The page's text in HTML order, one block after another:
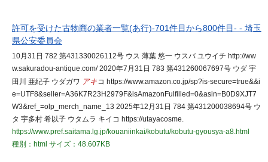
許可を受けた古物商の業者一覧(あ行)-701件目から800件目- - 埼玉
県公安委員会
10月31日 782 第431330026112号 ウス 薄葉 悠一 ウスバ ユウイチ http://ww
w.sakuradou-antique.com/ 2020年7月31日 783 第431260067697号 ウダ 宇
田川 亜紀子 ウダガワ アキコ https://www.amazon.co.jp/sp?is-secure=true&&i
e=UTF8&seller=A36K7R23H2979F&isAmazonFulfilled=0&asin=B0D9XJT7
W3&ref_=olp_merch_name_13 2025年12月31日 784 第431200038694号 ウ
タ 宇多村 希以子 ウタムラ キイコ https://utayacosme.
https://www.pref.saitama.lg.jp/kouaniinkai/kobutu/kobutu-gyousya-a8.html
種別：html サイズ：48.607KB